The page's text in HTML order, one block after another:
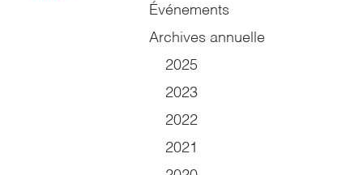
Événements
Archives annuelle
2025
2023
2022
2021